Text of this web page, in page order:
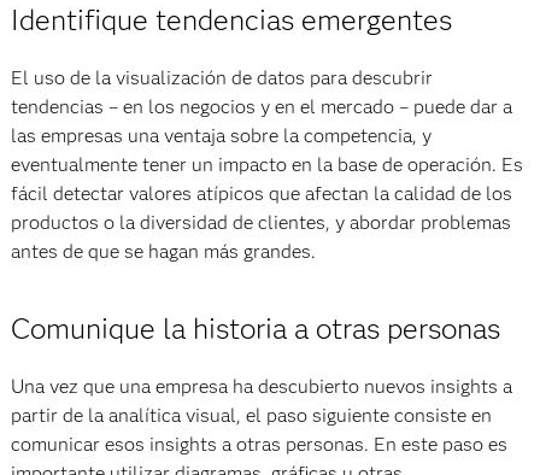
Identifique tendencias emergentes
El uso de la visualización de datos para descubrir
tendencias – en los negocios y en el mercado – puede dar a
las empresas una ventaja sobre la competencia, y
eventualmente tener un impacto en la base de operación. Es
fácil detectar valores atípicos que afectan la calidad de los
productos o la diversidad de clientes, y abordar problemas
antes de que se hagan más grandes.
Comunique la historia a otras personas
Una vez que una empresa ha descubierto nuevos insights a
partir de la analítica visual, el paso siguiente consiste en
comunicar esos insights a otras personas. En este paso es